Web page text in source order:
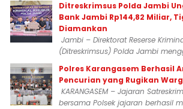
Ditreskrimsus Polda Jambi
Bank Jambi Rp144,82 Miliar,
Diamankan
Jambi – Direktorat Reserse
(Ditreskrimsus) Polda Jambi
Polres Karangasem Berhasil
Pencurian yang Rugikan
KARANGASEM – Jajaran
bersama Polsek jajaran berhasil